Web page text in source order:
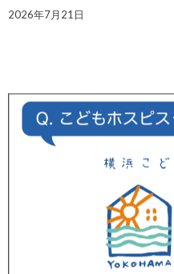
2026年7月21日